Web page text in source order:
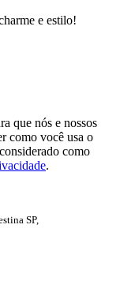
e estilo!
que nós e nossos
como você usa o
como
.
SP,